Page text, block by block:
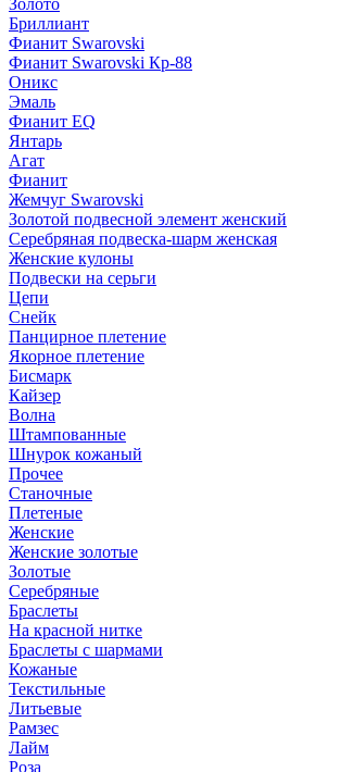
Золото
Бриллиант
Фианит Swarovski
Фианит Swarovski Кр-88
Оникс
Эмаль
Фианит EQ
Янтарь
Агат
Фианит
Жемчуг Swarovski
Золотой подвесной элемент женcкий
Серебряная подвеска-шарм женская
Женские кулоны
Подвески на серьги
Цепи
Снейк
Панцирное плетение
Якорное плетение
Бисмарк
Кайзер
Волна
Штампованные
Шнурок кожаный
Прочее
Станочные
Плетеные
Женские
Женские золотые
Золотые
Серебряные
Браслеты
На красной нитке
Браслеты с шармами
Кожаные
Текстильные
Литьевые
Рамзес
Лайм
Роза